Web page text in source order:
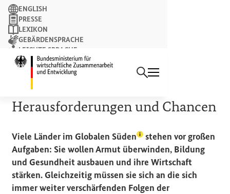
Suchbegriff
Suchen
ENGLISH
PRESSE
LEXIKON
GEBÄRDENSPRACHE
LEICHTE SPRACHE
NEWSLETTER
HINTERGRUND
Klimaneutral werden:
Herausforderungen und Chancen
Viele Länder im Globalen Süden(Lexikon-Eintrag zum
stehen vor großen
Aufgaben: Sie wollen Armut überwinden, Bildung
und Gesundheit ausbauen und ihre Wirtschaft
stärken. Gleichzeitig müssen sie sich an die sich
immer weiter verschärfenden Folgen der